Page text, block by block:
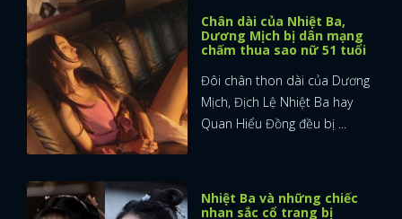
ĐĂNG NHẬP
Chân dài của Nhiệt Ba,
Dương Mịch bị dân mạng
chấm thua sao nữ 51 tuổi
Đôi chân thon dài của Dương
Mịch, Địch Lệ Nhiệt Ba hay
Quan Hiểu Đồng đều bị ...
Nhiệt Ba và những chiếc
nhan sắc cổ trang bị